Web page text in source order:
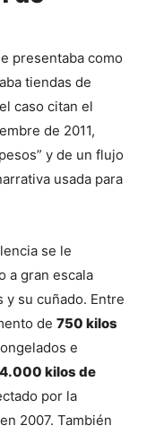
presentaba como
tiendas de
caso citan el
de 2011,
y de un flujo
usada para
se le
a gran escala
su cuñado. Entre
de 750 kilos
e
4.000 kilos de
por la
2007. También